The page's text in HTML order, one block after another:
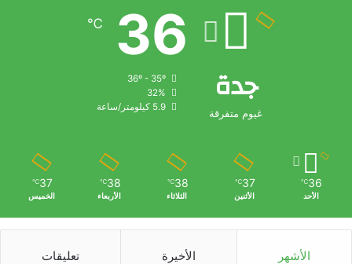
جدة
غيوم متفرقة
36
℃
36º - 35º
32%
5.9 كيلومتر/ساعة
36
℃
الأحد
37
℃
الأثنين
38
℃
الثلاثاء
38
℃
الأربعاء
37
℃
الخميس
الأشهر الأخيرة تعليقات